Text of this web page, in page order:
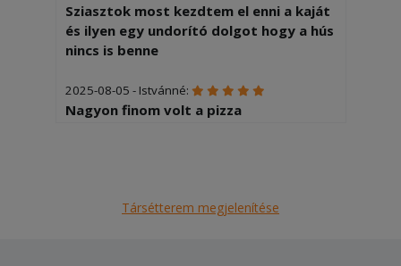
Sziasztok most kezdtem el enni a kaját
és ilyen egy undorító dolgot hogy a hús
nincs is benne
2025-08-05 - Istvánné:
Nagyon finom volt a pizza
Társétterem megjelenítése